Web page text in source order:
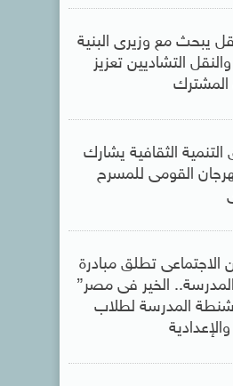
يبحث مع وزيرى البنية
والنقل التشاديين تعزيز
المشترك
الثقافية يشارك
القومى للمسرح
الاجتماعى تطلق مبادرة
الخير فى مصر”
شنطة المدرسة لطلاب